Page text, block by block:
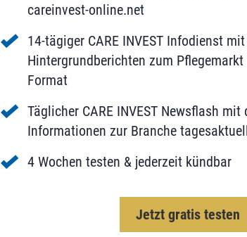
careinvest-online.net
14-tägiger CARE INVEST Infodienst
Hintergrundberichten zum
Format
Täglicher CARE INVEST Newsflash
Informationen zur Branche
4 Wochen testen & jederzeit kündbar
Jetzt gratis testen